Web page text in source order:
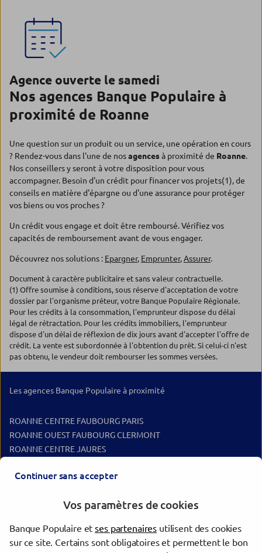
Agence ouverte le samedi
Nos agences Banque Populaire à
proximité de Roanne
Une question sur un produit ou un service, une opération en cours
? Rendez-vous dans l'une de nosagencesà proximité de Roanne.
Nos conseillers y seront à votre disposition pour vous
accompagner. Besoin d'un crédit pour financer vos projets(1), de
conseils en matière d'épargne ou d'une assurance pour protéger
vos biens ou vos proches ?
Un crédit vous engage et doit être remboursé. Vérifiez vos
capacités de remboursement avant de vous engager.
Découvrez nos solutions : Epargner, Emprunter,Assurer.
Document à caractère publicitaire et sans valeur contractuelle.
(1) Offre soumise à conditions, sous réserve d'acceptation de votre
dossier par l'organisme prêteur, votre Banque Populaire Régionale.
Pour les crédits à la consommation, l'emprunteur dispose du délai
légal de rétractation. Pour les crédits immobiliers, l'emprunteur
dispose d'un délai de réflexion de dix jours avant d'accepter l'offre de
crédit. La vente est subordonnée à l'obtention du prêt. Si celui-ci n'est
pas obtenu, le vendeur doit rembourser les sommes versées.
Les agences Banque Populaire à proximité
ROANNE CENTRE FAUBOURG PARIS
ROANNE OUEST FAUBOURG CLERMONT
ROANNE CENTRE JAURES
ROANNE OUEST RENAISON
Les agences Banque Populaire dans les villes à proximité
Continuer sans accepter
Vos paramètres de cookies
Banque Populaire etses partenaires utilisent des cookies
sur ce site. Certains sont obligatoires et permettent le bon